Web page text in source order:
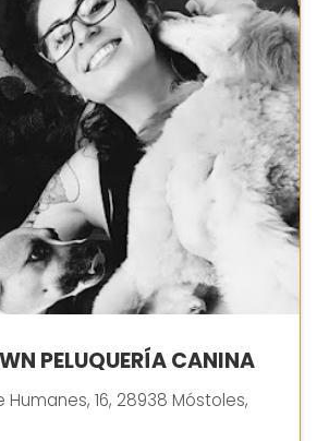
PELUQUERÍA CANINA
Humanes, 16, 28938 Móstoles,